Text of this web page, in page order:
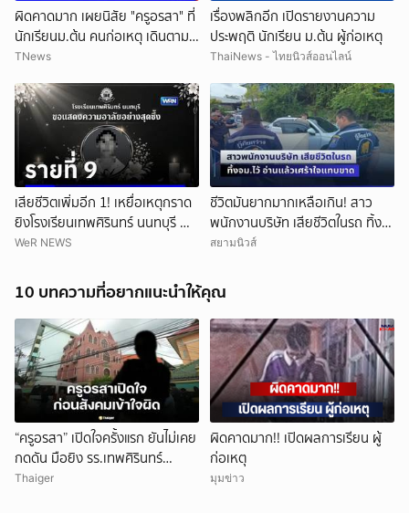
ผิดคาดมาก เผยนิสัย "ครูอรสา" ที่
นักเรียนม.ต้น คนก่อเหตุ เดินตาม
หา
TNews
เรื่องพลิกอีก เปิดรายงานความ
ประพฤติ นักเรียน ม.ต้น ผู้ก่อเหตุ
ThaiNews - ไทยนิวส์ออนไลน์
เสียชีวิตเพิ่มอีก 1! เหยื่อเหตุกราด
ยิงโรงเรียนเทพศิรินทร์ นนทบุรี ทำ
ยอดเสียชีวิตสะสมรวมเป็น 9 ราย
WeR NEWS
ชีวิตมันยากมากเหลือเกิน! สาว
พนักงานบริษัท เสียชีวิตในรถ ทิ้ง
จม.ไว้ อ่านแล้วเศร้าใจแทบขาด
สยามนิวส์
10 บทความที่อยากแนะนำให้คุณ
“ครูอรสา” เปิดใจครั้งแรก ยันไม่เคย
กดดัน มือยิง รร.เทพศิรินทร์
นนทบุรี
Thaiger
ผิดคาดมาก!! เปิดผลการเรียน ผู้
ก่อเหตุ
มุมข่าว